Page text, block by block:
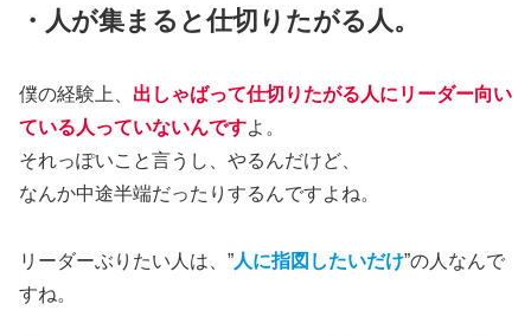
・人が集まると仕切りたがる人。
僕の経験上、 出しゃばって仕切りたがる人にリーダー向い
ている人っていないんですよ。
それっぽいこと言うし、やるんだけど、
なんか中途半端だったりするんですよね。
リーダーぶりたい人は、”人に指図したいだけ”の人なんで
すね。